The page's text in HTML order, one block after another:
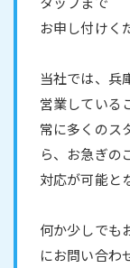
お申し付けく
当社では、兵
営業している
常に多くのス
ら、お急ぎの
対応が可能と
何か少しでも
にお問い合わ